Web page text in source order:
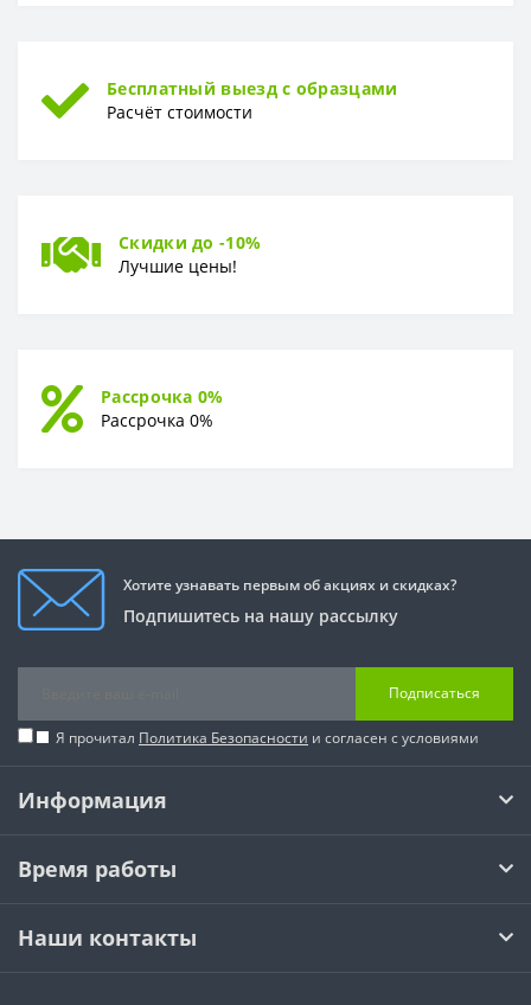
Бесплатный выезд с образцами
Расчёт стоимости
Скидки до -10%
Лучшие цены!
Рассрочка 0%
Рассрочка 0%
Хотите узнавать первым об акциях и скидках?
Подпишитесь на нашу рассылку
Подписаться
Я прочитал Политика Безопасности и согласен с условиями
Информация
Время работы
Наши контакты